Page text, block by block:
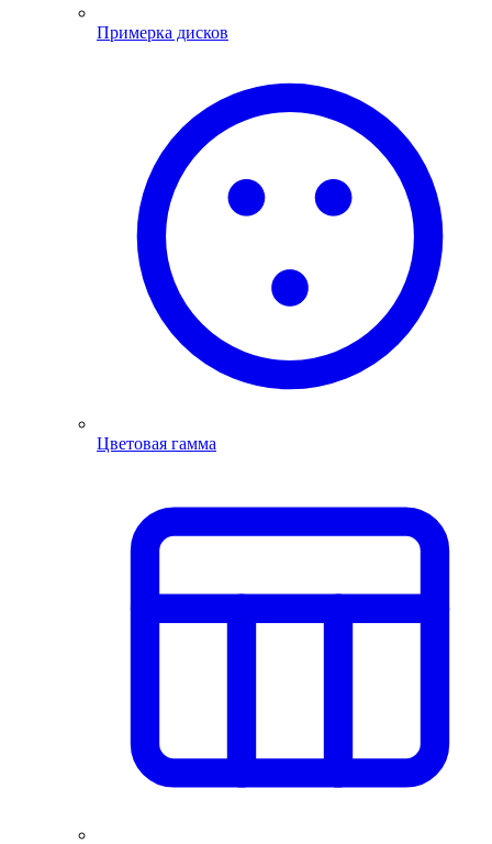
Примерка дисков
Цветовая гамма